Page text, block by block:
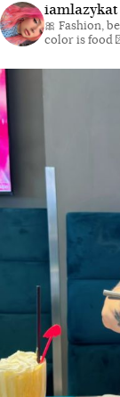
iamlazykat
🎀 Fashion,
color is food